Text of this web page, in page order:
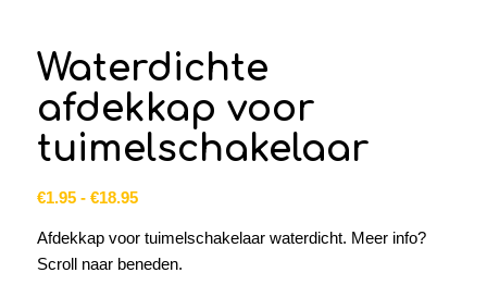
Waterdichte
afdekkap voor
tuimelschakelaar
€1.95 - €18.95Prijsklasse:
tot
€18.95
Afdekkap voor tuimelschakelaar waterdicht. Meer info?
Scroll naar beneden.